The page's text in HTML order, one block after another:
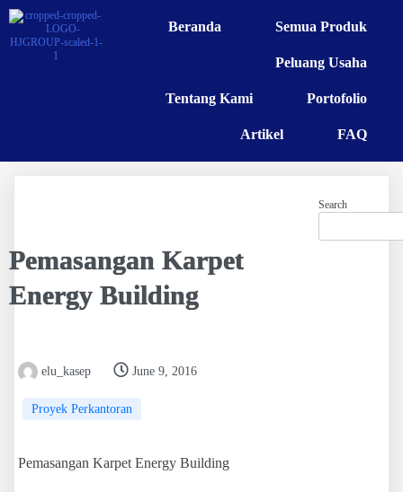
Beranda Semua Produk
Peluang Usaha
Tentang Kami Portofolio
Artikel FAQ
Pemasangan Karpet
Energy Building
elu_kasep June 9, 2016
Proyek Perkantoran
Pemasangan Karpet Energy Building
Search